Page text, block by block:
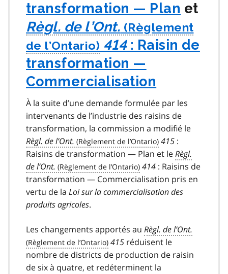
transformation — Plan et
Règl. de l’Ont.
414: Raisin de
transformation —
Commercialisation
À la suite d’une demande formulée par les
intervenants de l’industrie des raisins de
transformation, la commission a modifié le
Règl. de l’Ont.
415 :
Raisins de transformation — Plan et leRègl.
de l’Ont.
414 : Raisins de
transformation — Commercialisation pris en
vertu de la Loi sur la commercialisation des
produits agricoles.
Les changements apportés au Règl. de l’Ont.
415 réduisent le
nombre de districts de production de raisin
de six à quatre, et redéterminent la